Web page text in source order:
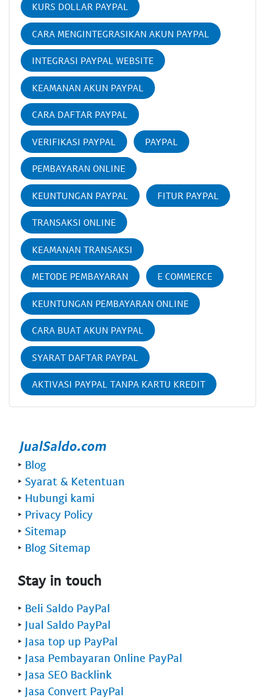
KURS DOLLAR PAYPAL
CARA MENGINTEGRASIKAN AKUN PAYPAL
INTEGRASI PAYPAL WEBSITE
KEAMANAN AKUN PAYPAL
CARA DAFTAR PAYPAL
VERIFIKASI PAYPAL PAYPAL
PEMBAYARAN ONLINE
KEUNTUNGAN PAYPAL FITUR PAYPAL
TRANSAKSI ONLINE
KEAMANAN TRANSAKSI
METODE PEMBAYARAN E COMMERCE
KEUNTUNGAN PEMBAYARAN ONLINE
CARA BUAT AKUN PAYPAL
SYARAT DAFTAR PAYPAL
AKTIVASI PAYPAL TANPA KARTU KREDIT
‣ Blog
‣ Syarat & Ketentuan
‣ Hubungi kami
‣ Privacy Policy
‣ Sitemap
‣ Blog Sitemap
Stay in touch
‣ Beli Saldo PayPal
‣ Jual Saldo PayPal
‣ Jasa top up PayPal
‣ Jasa Pembayaran Online PayPal
‣ Jasa SEO Backlink
‣ Jasa Convert PayPal